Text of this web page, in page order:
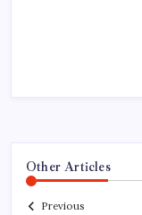
Other Articles
Previous